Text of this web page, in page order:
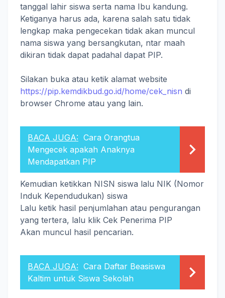
tanggal lahir siswa serta nama Ibu kandung.
Ketiganya harus ada, karena salah satu tidak
lengkap maka pengecekan tidak akan muncul
nama siswa yang bersangkutan, ntar maah
dikiran tidak dapat padahal dapat PIP.
Silakan buka atau ketik alamat website
https://pip.kemdikbud.go.id/home/cek_nisn di
browser Chrome atau yang lain.
BACA JUGA: Cara Orangtua
Mengecek apakah Anaknya
Mendapatkan PIP
Kemudian ketikkan NISN siswa lalu NIK (Nomor
Induk Kependudukan) siswa
Lalu ketik hasil penjumlahan atau pengurangan
yang tertera, lalu klik Cek Penerima PIP
Akan muncul hasil pencarian.
BACA JUGA: Cara Daftar Beasiswa
Kaltim untuk Siswa Sekolah